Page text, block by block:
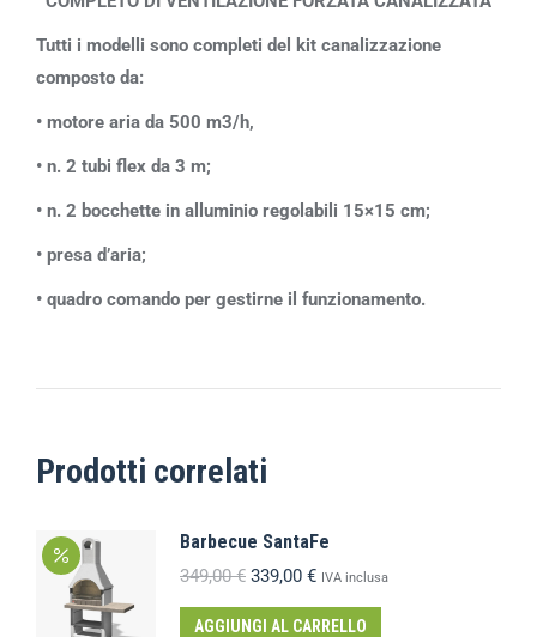
Tutti i modelli sono completi del kit canalizzazione
composto da:
• motore aria da 500 m3/h,
• n. 2 tubi flex da 3 m;
• n. 2 bocchette in alluminio regolabili 15×15 cm;
• presa d’aria;
• quadro comando per gestirne il funzionamento.
Prodotti correlati
Barbecue SantaFe
349,00€ 339,00 € IVA inclusa
AGGIUNGI AL CARRELLO